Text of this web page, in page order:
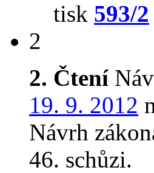
tisk 593/2
2
2. Čtení
19. 9. 2012
Návrh
46. schůzi.